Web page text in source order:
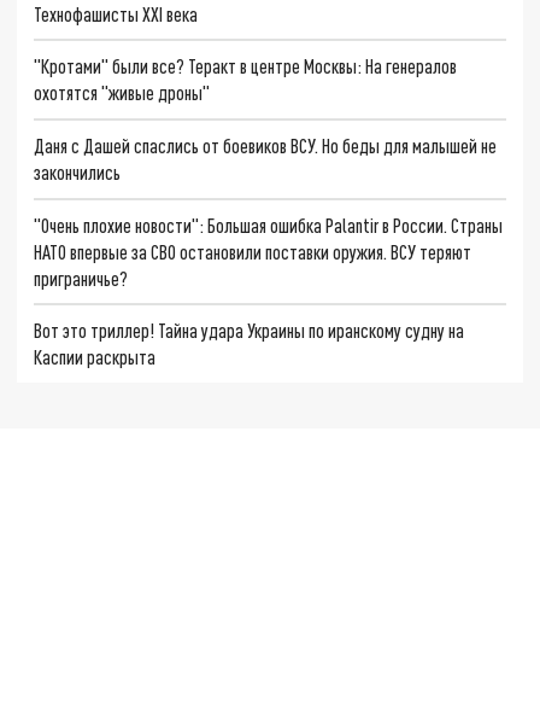
Технофашисты XXI века
"Кротами" были все? Теракт в центре Москвы: На генералов
охотятся "живые дроны"
Даня с Дашей спаслись от боевиков ВСУ. Но беды для малышей не
закончились
"Очень плохие новости": Большая ошибка Palantir в России. Страны
НАТО впервые за СВО остановили поставки оружия. ВСУ теряют
приграничье?
Вот это триллер! Тайна удара Украины по иранскому судну на
Каспии раскрыта